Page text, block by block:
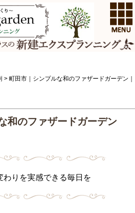
> 町田市｜シンプルな和のファザードガーデン｜
和のファザードガーデン
わりを実感できる毎日を